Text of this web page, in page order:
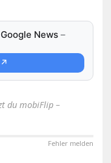
News –
du mobiFlip –
Fehler melden